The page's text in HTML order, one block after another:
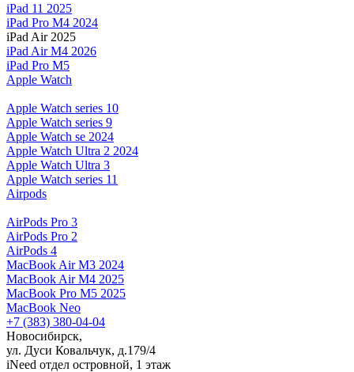
iPad 11 2025
iPad Pro M4 2024
iPad Air 2025
iPad Air M4 2026
iPad Pro M5
Apple Watch
Apple Watch series 10
Apple Watch series 9
Apple Watch se 2024
Apple Watch Ultra 2 2024
Apple Watch Ultra 3
Apple Watch series 11
Airpods
AirPods Pro 3
AirPods Pro 2
AirPods 4
MacBook Air M3 2024
MacBook Air M4 2025
MacBook Pro M5 2025
MacBook Neo
+7 (383) 380-04-04
Новосибирск,
ул. Дуси Ковальчук, д.179/4
iNeed отдел островной, 1 этаж